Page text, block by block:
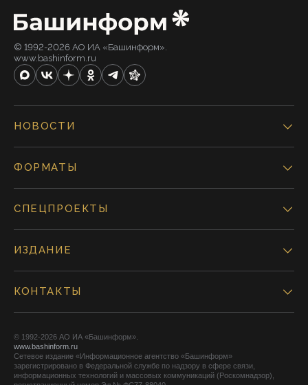
© 1992-2026 АО ИА «Башинформ».
www.bashinform.ru
НОВОСТИ
ФОРМАТЫ
СПЕЦПРОЕКТЫ
ИЗДАНИЕ
КОНТАКТЫ
© 1992-2026 АО ИА «Башинформ».
www.bashinform.ru
Сетевое издание «Информационное агентство «Башинформ»
зарегистрировано в Федеральной службе по надзору в сфере связи,
информационных технологий и массовых коммуникаций (Роскомнадзор),